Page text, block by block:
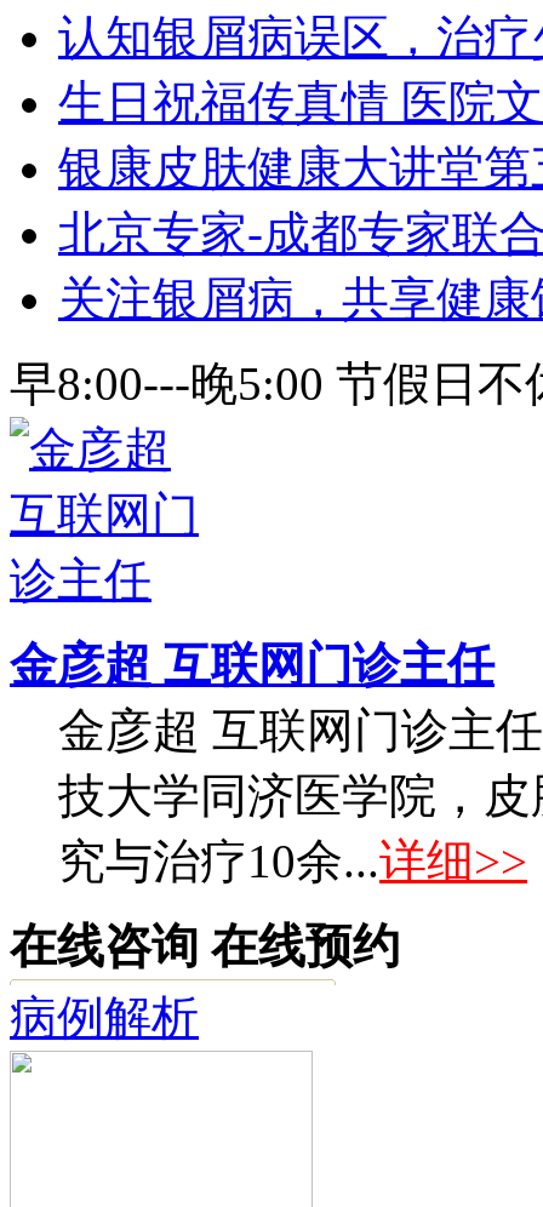
认知银屑病误区，治
生日祝福传真情 医院
银康皮肤健康大讲堂第
北京专家-成都专家联
关注银屑病，共享健
早8:00---晚5:00 节假日
金彦超 互联网门诊主任
金彦超 互联网门诊主
技大学同济医学院，
究与治疗10余...详细>>
在线咨询 在线预约
病例解析